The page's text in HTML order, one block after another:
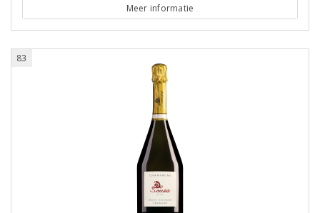
Meer informatie
83